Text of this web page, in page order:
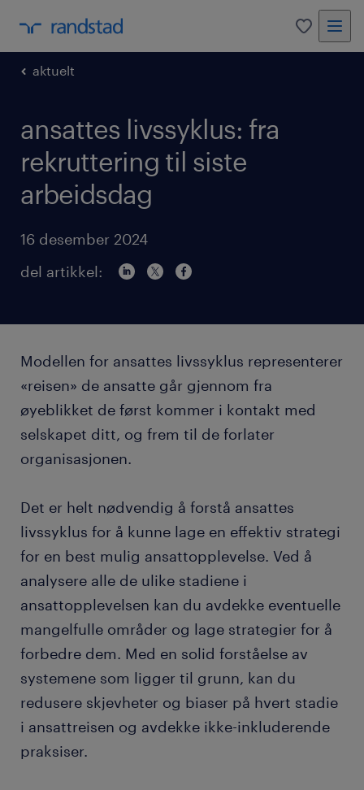
0
aktuelt
ansattes livssyklus: fra
rekruttering til siste
arbeidsdag
16 desember 2024
del artikkel:
Modellen for ansattes livssyklus representerer
«reisen» de ansatte går gjennom fra
øyeblikket de først kommer i kontakt med
selskapet ditt, og frem til de forlater
organisasjonen.
Det er helt nødvendig å forstå ansattes
livssyklus for å kunne lage en effektiv strategi
for en best mulig ansattopplevelse. Ved å
analysere alle de ulike stadiene i
ansattopplevelsen kan du avdekke eventuelle
mangelfulle områder og lage strategier for å
forbedre dem. Med en solid forståelse av
systemene som ligger til grunn, kan du
redusere skjevheter og biaser på hvert stadie
i ansattreisen og avdekke ikke-inkluderende
praksiser.